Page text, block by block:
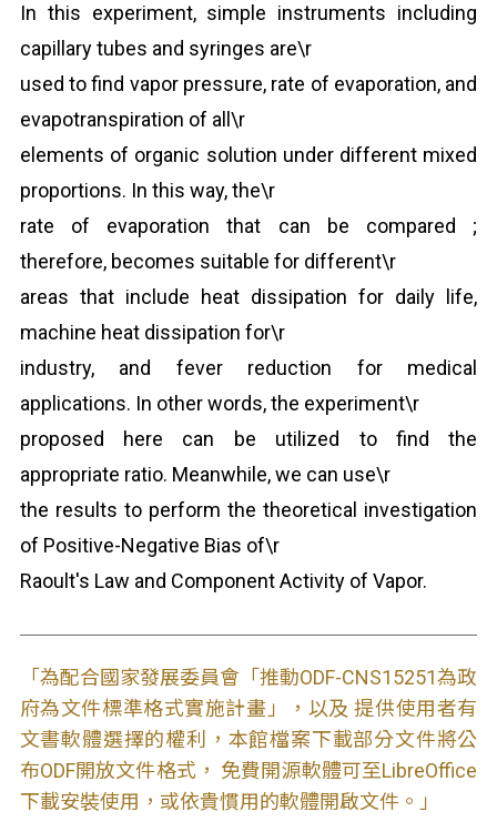
In this experiment, simple instruments including
capillary tubes and syringes are\r
used to find vapor pressure, rate of evaporation, and
evapotranspiration of all\r
elements of organic solution under different mixed
proportions. In this way, the\r
rate of evaporation that can be compared ;
therefore, becomes suitable for different\r
areas that include heat dissipation for daily life,
machine heat dissipation for\r
industry, and fever reduction for medical
applications. In other words, the experiment\r
proposed here can be utilized to find the
appropriate ratio. Meanwhile, we can use\r
the results to perform the theoretical investigation
of Positive-Negative Bias of\r
Raoult's Law and Component Activity of Vapor.
「為配合國家發展委員會「推動ODF-CNS15251為政
府為文件標準格式實施計畫」，以及 提供使用者有
文書軟體選擇的權利，本館檔案下載部分文件將公
布ODF開放文件格式， 免費開源軟體可至LibreOffice
下載安裝使用，或依貴慣用的軟體開啟文件。」